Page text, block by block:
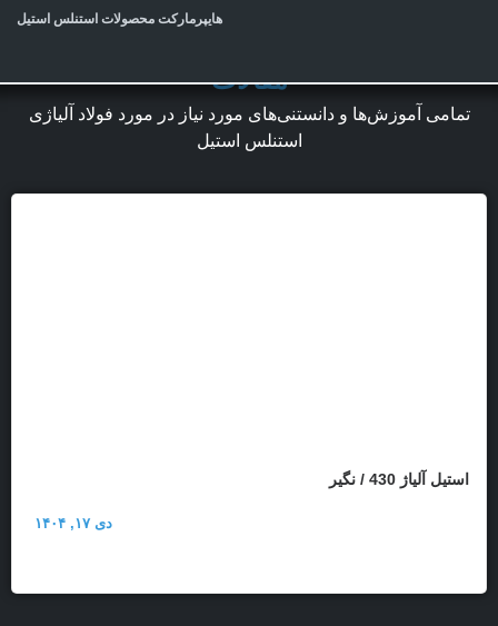
هایپرمارکت محصولات استنلس استیل
مقالات
تمامی آموزش‌ها و دانستنی‌های مورد نیاز در مورد فولاد آلیاژی
استنلس استیل
استیل آلیاژ 430 / نگیر
دی ۱۷, ۱۴۰۴